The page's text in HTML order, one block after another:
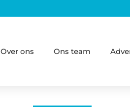
Over ons Ons team